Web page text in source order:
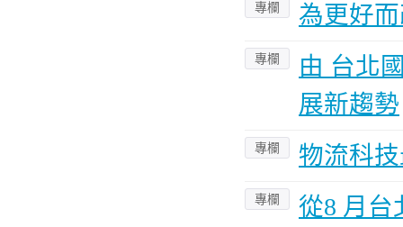
專欄 為更好
專欄
由 台北
展新趨勢
專欄 物流科
專欄
從8 月台